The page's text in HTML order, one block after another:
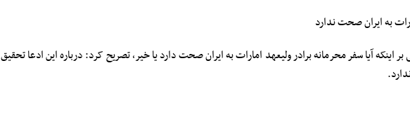
به ایران صحت ندارد
اینکه آیا سفر محرمانه برادر ولیعهد امارات به ایران صحت دارد یا خیر، تصریح کرد: درباره این ادعا تحقیق